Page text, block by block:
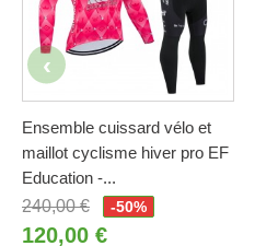
Ensemble cuissard vélo et
maillot cyclisme hiver pro EF
Education -...
240,00 €
-50%
120,00 €